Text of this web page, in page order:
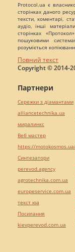
Protocol.ua є
сторінках даного
тексти, коментарі,
аудіо, інші
сторінках
пошуковими
розуміється
Повний текст
Copyright © 2014-
Партнери
Сережки з діамантами
alliancetechnika.ua
миралинкс
Веб мастер
https://
Синтезатори
perevod.agency
agrotechnika.com.ua
europeservice.com.ua
текст юа
Посилання
kievperevod.com.ua